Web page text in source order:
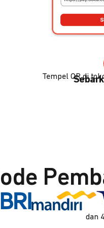
Tempel QR di
dan